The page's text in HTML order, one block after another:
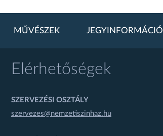
MŰVÉSZEK JEGYINFORMÁCIÓ
Elérhetőségek
SZERVEZÉSI OSZTÁLY
szervezes@nemzetiszinhaz.hu